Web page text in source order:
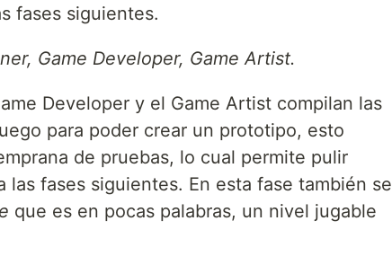
fases siguientes.
Game Developer, Game Artist.
Developer y el Game Artist compilan las
para poder crear un prototipo, esto
de pruebas, lo cual permite pulir
las fases siguientes. En esta fase también se
que es en pocas palabras, un nivel jugable